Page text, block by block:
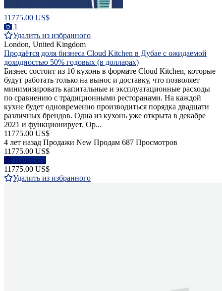
11775.00 US$
1
Удалить из избранного
London, United Kingdom
Продаётся доля бизнеса Cloud Kitchen в Дубае с ожидаемой
доходностью 50% годовых (в долларах)
Бизнес состоит из 10 кухонь в формате Сloud Кitchen, которые
будут работать только на вынос и доставку, что позволяет
минимизировать капитальные и эксплуатационные расходы
по сравнению с традиционными ресторанами. На каждой
кухне будет одновременно производиться порядка двадцати
различных брендов. Одна из кухонь уже открыта в декабре
2021 и функционирует. Ор...
11775.00 US$
4 лет назад Продажи New Продам 687 Просмотров
11775.00 US$
Написать
11775.00 US$
Удалить из избранного